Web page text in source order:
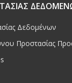
Δεδομένων
Προστασίας